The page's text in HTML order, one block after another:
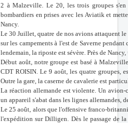
2 à Malzeville. Le 20, les trois groupes s'en
bombardiers en prises avec les Aviatik et
Nancy.
Le 30 Juillet, quatre de nos avions attaquent
sur les campements à l'est de Saverne
lendemain, la riposte est sévère. Près de
Début août, notre groupe est basé à
CDT ROISIN. Le 9 août, les quatre groupes,
Outre la gare, la caserne de cavalerie est
La réaction allemande est violente. Un
un appareil s'abat dans les lignes allemandes,
Le 25 août, alors que l'offensive franco-
l'expédition sur Dilligen. Dès le passage de